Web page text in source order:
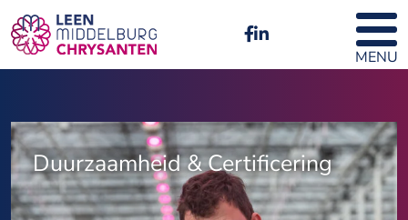
MENU
Duurzaamheid & Certificering